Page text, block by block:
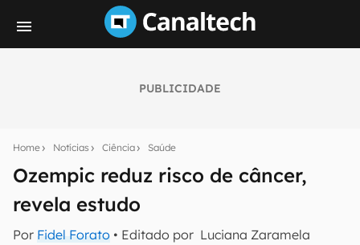
PUBLICIDADE
Home Notícias Ciência Saúde
Ozempic reduz risco de câncer,
revela estudo
Por Fidel Forato • Editado por Luciana Zaramela
notícias e reviews sobre tecnologia em primeira
E-mail